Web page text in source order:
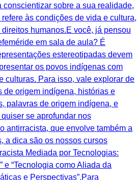
conscientizar sobre a sua realidade,
às condições de vida e cultura,
humanos.E você, já pensou
em sala de aula? É
estereotipadas devem
os povos indígenas com
culturas. Para isso, vale explorar de
de origem indígena, histórias e
palavras de origem indígena, e
se aprofundar nos
antirracista, que envolve também a
a dica são os nossos cursos
Mediada por Tecnologias:
e “Tecnologia como Aliada da
e Perspectivas”.Para